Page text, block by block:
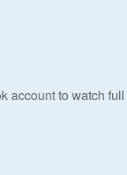
account to watch